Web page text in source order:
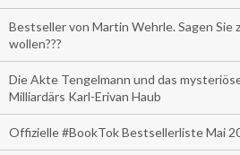
Bestseller von Martin Wehrle. Sagen Sie
wollen???
Die Akte Tengelmann und das
Milliardärs Karl-Erivan Haub
Offizielle #BookTok Bestsellerliste Mai